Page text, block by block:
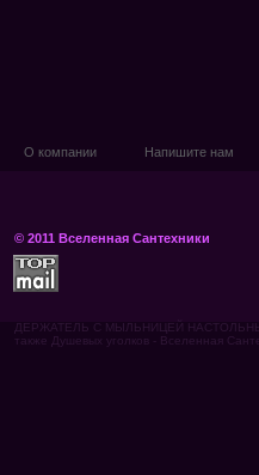
О компании Напишите нам
© 2011 Вселенная Сантехники
ДЕРЖАТЕЛЬ С МЫЛЬНИЦЕЙ НАСТОЛЬНЫЙ
также Душевых уголков - Вселенная